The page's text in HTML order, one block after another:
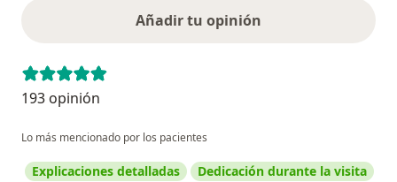
Añadir tu opinión
193 opinión
Lo más mencionado por los pacientes
Explicaciones detalladas
Dedicación durante la visita